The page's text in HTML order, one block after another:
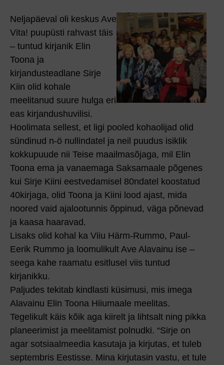
Neljapäeval oli keskus Ave
Vita! puupüsti rahvast täis
– tuntud kirjanik Elin
Toona ja
kirjandusteadlane Sirje
Kiin olid kohale
meelitanud suure hulga eri
eas kirjandus­huvilisi.
Hoolimata sellest, et ligi pooled kohaolijad olid
sündinud n-ö nullindatel ja neil puudus isiklik
kokkupuude nii Teise maailmasõjaga, mil Elin
Toona ema ja vanaemaga Saksamaale põgenes
kui Sirje Kiini eestvedamisel 80ndatel koostatud
40kirjaga, olid Toona ja Kiini lood ajast, mida
noored vaid ajalootunnis õppinud, väga põnevad
ja kaasa haaravad.
Lisaks olid kohal ka Viiu Härm-Rummo, Paul-
Eerik Rummo ja loomulikult Ave Alavainu ise –
seega kahe raamatu esitlusel viis tuntud
kirjanikku.
Paljudes tekitab kindlasti küsimusi, mis imega
Alavainu Elin Toona Hiiumaale meelitas.
Tegelikult käis kõik aga kiirelt ja lihtsalt ning pikka
planeerimist ja meelitamist polnudki. “Sirje on
agar sotsiaalmeedia kasutaja ja kirjutas, et tuleb
septembris Eestisse. Mina kirjutasin vastu, et tule